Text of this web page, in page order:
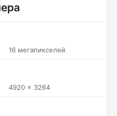
16 мегапикселей
4920 x 3264